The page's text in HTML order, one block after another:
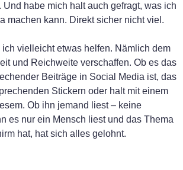
Und habe mich halt auch gefragt, was ich
machen kann. Direkt sicher nicht viel.
vielleicht etwas helfen. Nämlich dem
und Reichweite verschaffen. Ob es das
Beiträge in Social Media ist, das
Stickern oder halt mit einem
Ob ihn jemand liest – keine
es nur ein Mensch liest und das Thema
hat, hat sich alles gelohnt.